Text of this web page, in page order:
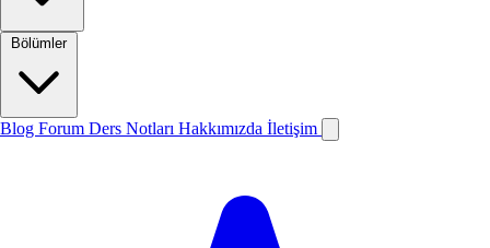
Bölümler
Blog Forum Ders Notları Hakkımızda İletişim